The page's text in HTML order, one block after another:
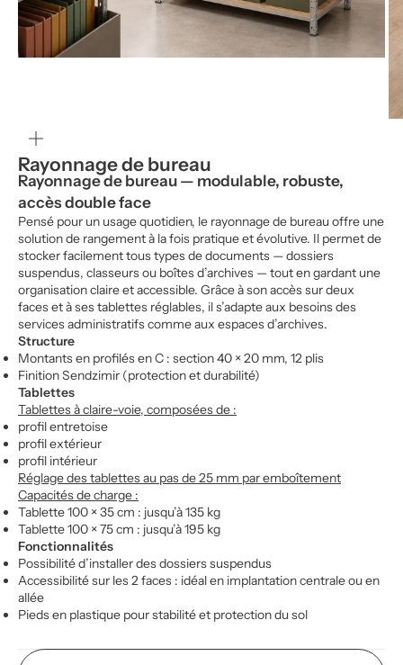
Rayonnage de bureau
Rayonnage de bureau — modulable, robuste,
accès double face
Pensé pour un usage quotidien, le rayonnage de bureau offre une
solution de rangement à la fois pratique et évolutive. Il permet de
stocker facilement tous types de documents — dossiers
suspendus, classeurs ou boîtes d’archives — tout en gardant une
organisation claire et accessible. Grâce à son accès sur deux
faces et à ses tablettes réglables, il s’adapte aux besoins des
services administratifs comme aux espaces d’archives.
Structure
Montants en profilés en C : section 40 × 20 mm, 12 plis
Finition Sendzimir (protection et durabilité)
Tablettes
Tablettes à claire-voie, composées de :
profil entretoise
profil extérieur
profil intérieur
Réglage des tablettes au pas de 25 mm par emboîtement
Capacités de charge :
Tablette 100 × 35 cm : jusqu’à 135 kg
Tablette 100 × 75 cm : jusqu’à 195 kg
Fonctionnalités
Possibilité d’installer des dossiers suspendus
Accessibilité sur les 2 faces : idéal en implantation centrale ou en
allée
Pieds en plastique pour stabilité et protection du sol